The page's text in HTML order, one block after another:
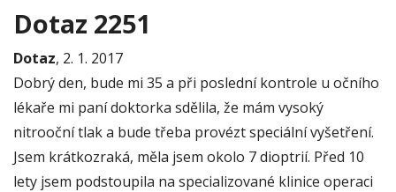
Dotaz 2251
Dotaz, 2. 1. 2017
Dobrý den, bude mi 35 a při poslední kontrole u očního
lékaře mi paní doktorka sdělila, že mám vysoký
nitrooční tlak a bude třeba provézt speciální vyšetření.
Jsem krátkozraká, měla jsem okolo 7 dioptrií. Před 10
lety jsem podstoupila na specializované klinice operaci